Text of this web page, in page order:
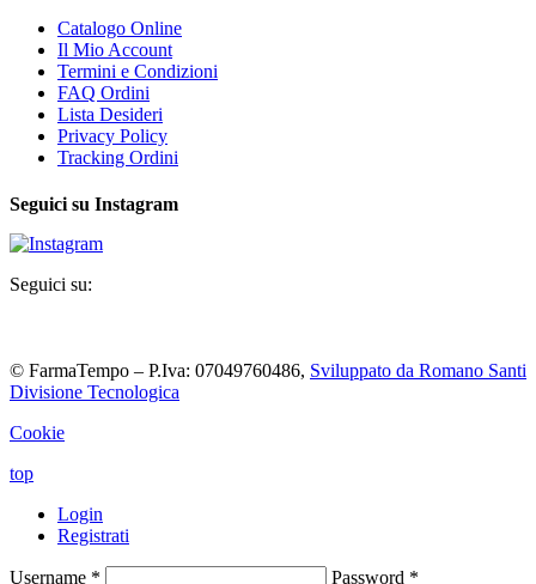
Catalogo Online
Il Mio Account
Termini e Condizioni
FAQ Ordini
Lista Desideri
Privacy Policy
Tracking Ordini
Seguici su Instagram
Seguici su:
© FarmaTempo – P.Iva: 07049760486, Sviluppato da Romano Santi
Divisione Tecnologica
Cookie
top
Login
Registrati
Username * Password *